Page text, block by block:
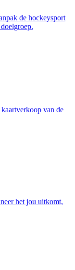
de hockeysport
van de
het jou uitkomt,